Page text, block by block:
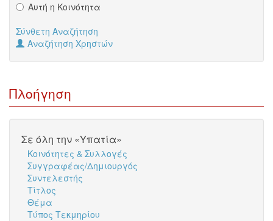
Αυτή η Κοινότητα
Σύνθετη Αναζήτηση
Αναζήτηση Χρηστών
Πλοήγηση
Σε όλη την «Υπατία»
Κοινότητες & Συλλογές
Συγγραφέας/Δημιουργός
Συντελεστής
Τίτλος
Θέμα
Τύπος Τεκμηρίου